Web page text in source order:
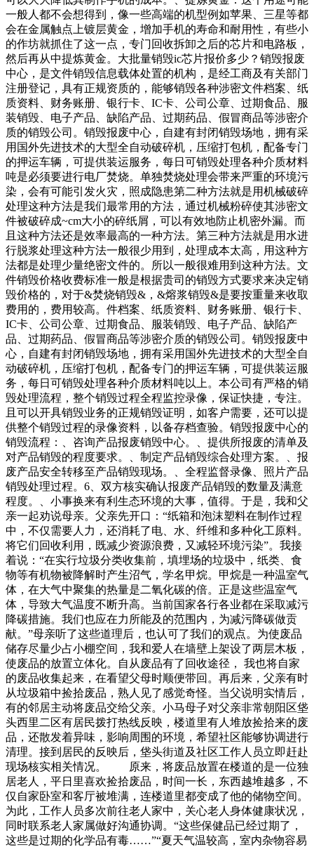
一般人都不会想得到，像一些高端的机型例如苹果、三星等都
会在金属触点上镀层黄金，增加手机的寿命和耐用性，有些小
的作坊就抓住了这一点，专门回收拆卸之后的芯片和电路板，
然后再从中提炼黄金。大批量销毁ic芯片报价多少？销毁报废
中心，是文件销毁信息载体处置的机构，是经工商及有关部门
注册登记，具有正规资质的，能够销毁各种涉密文件档案、纸
质资料、财务账册、银行卡、IC卡、公司公章、过期食品、服
装销毁、电子产品、缺陷产品、过期药品、假冒商品等涉密介
质的销毁公司。销毁报废中心，自建有封闭销毁场地，拥有采
用国外先进技术的大型全自动破碎机，压缩打包机，配备专门
的押运车辆，可提供装运服务，每日可销毁处理各种介质材料
吨是必须要进行电厂焚烧。单独焚烧处理会带来严重的环境污
染，会有可能引发火灾，照成隐患第二种方法就是用机械破碎
处理这种方法是我们最常用的方法，通过机械粉碎使其涉密文
件被破碎成~cm大小的碎纸屑，可以有效地防止机密外漏。而
且这种方法还是效率最高的一种方法。第三种方法就是用水进
行脱浆处理这种方法一般很少用到，处理成本太高，用这种方
法都是处理少量绝密文件的。所以一般很难用到这种方法。文
件销毁价格收费标准一般是根据贵司的销毁方式要求来决定销
毁价格的，对于&焚烧销毁&，&熔浆销毁&是要按重量来收取
费用的，费用较高。件档案、纸质资料、财务账册、银行卡、
IC卡、公司公章、过期食品、服装销毁、电子产品、缺陷产
品、过期药品、假冒商品等涉密介质的销毁公司。销毁报废中
心，自建有封闭销毁场地，拥有采用国外先进技术的大型全自
动破碎机，压缩打包机，配备专门的押运车辆，可提供装运服
务，每日可销毁处理各种介质材料吨以上。本公司有严格的销
毁处理流程，整个销毁过程全程监控录像，保证快捷，专注。
且可以开具销毁业务的正规销毁证明，如客户需要，还可以提
供整个销毁过程的录像资料，以备存档查验。销毁报废中心的
销毁流程：、咨询产品报废销毁中心。、提供所报废的清单及
对产品销毁的程度要求。、制定产品销毁综合处理方案。、报
废产品安全转移至产品销毁现场。、全程监督录像、照片产品
销毁处理过程。6、双方核实确认报废产品销毁的数量及满意
程度。、小事换来有利生态环境的大事，值得。于是，我和父
亲一起劝说母亲。父亲先开口：“纸箱和泡沫塑料在制作过程
中，不仅需要人力，还消耗了电、水、纤维和多种化工原料。
将它们回收利用，既减少资源浪费，又减轻环境污染”。我接
着说：“在实行垃圾分类收集前，填埋场的垃圾中，纸类、食
物等有机物被降解时产生沼气，学名甲烷。甲烷是一种温室气
体，在大气中聚集的热量是二氧化碳的倍。正是这些温室气
体，导致大气温度不断升高。当前国家各行各业都在采取减污
降碳措施。我们也应在力所能及的范围内，为减污降碳做贡
献。”母亲听了这些道理后，也认可了我们的观点。为使废品
储存尽量少占小棚空间，我和爱人在墙壁上架设了两层木板，
使废品的放置立体化。自从废品有了回收途径， 我也将自家
的废品收集起来，在看望父母时顺便带回。再后来，父亲有时
从垃圾箱中捡拾废品，熟人见了感觉奇怪。当父说明实情后，
有的邻居主动将废品交给父亲。小马母子对父亲非常朝阳区垡
头西里二区有居民拨打热线反映，楼道里有人堆放捡拾来的废
品，还散发着异味，影响周围的环境，希望社区能够协调进行
清理。接到居民的反映后，垡头街道及社区工作人员立即赶赴
现场核实相关情况。 原来，将废品放置在楼道的是一位独
居老人，平日里喜欢捡拾废品，时间一长，东西越堆越多，不
仅自家卧室和客厅被堆满，连楼道里都变成了他的储物空间。
为此，工作人员多次前往老人家中，关心老人身体健康状况，
同时联系老人家属做好沟通协调。“这些保健品已经过期了，
这些是过期的化学品有毒……”“夏天气温较高，室内杂物容易